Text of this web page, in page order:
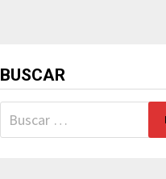
BUSCAR
Buscar: